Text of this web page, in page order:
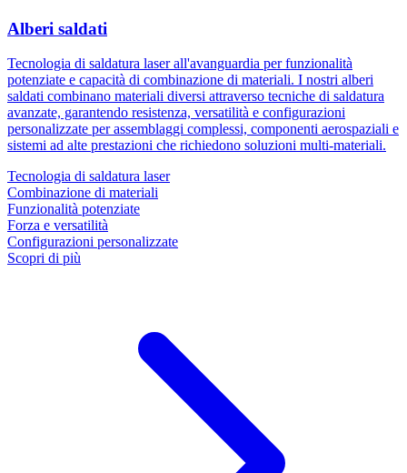
Alberi saldati
Tecnologia di saldatura laser all'avanguardia per funzionalità
potenziate e capacità di combinazione di materiali. I nostri alberi
saldati combinano materiali diversi attraverso tecniche di saldatura
avanzate, garantendo resistenza, versatilità e configurazioni
personalizzate per assemblaggi complessi, componenti aerospaziali e
sistemi ad alte prestazioni che richiedono soluzioni multi-materiali.
Tecnologia di saldatura laser
Combinazione di materiali
Funzionalità potenziate
Forza e versatilità
Configurazioni personalizzate
Scopri di più